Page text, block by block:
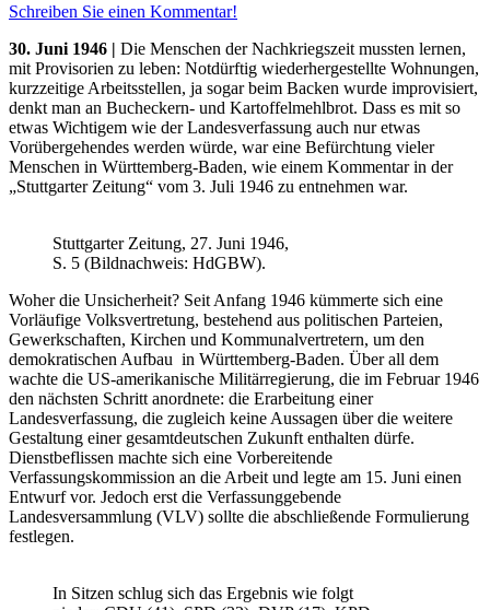
Schreiben Sie einen Kommentar!
30. Juni 1946 | Die Menschen der Nachkriegszeit mussten lernen,
mit Provisorien zu leben: Notdürftig wiederhergestellte Wohnungen,
kurzzeitige Arbeitsstellen, ja sogar beim Backen wurde improvisiert,
denkt man an Bucheckern- und Kartoffelmehlbrot. Dass es mit so
etwas Wichtigem wie der Landesverfassung auch nur etwas
Vorübergehendes werden würde, war eine Befürchtung vieler
Menschen in Württemberg-Baden, wie einem Kommentar in der
„Stuttgarter Zeitung“ vom 3. Juli 1946 zu entnehmen war.
Stuttgarter Zeitung, 27. Juni 1946,
S. 5 (Bildnachweis: HdGBW).
Woher die Unsicherheit? Seit Anfang 1946 kümmerte sich eine
Vorläufige Volksvertretung, bestehend aus politischen Parteien,
Gewerkschaften, Kirchen und Kommunalvertretern, um den
demokratischen Aufbau in Württemberg-Baden. Über all dem
wachte die US-amerikanische Militärregierung, die im Februar 1946
den nächsten Schritt anordnete: die Erarbeitung einer
Landesverfassung, die zugleich keine Aussagen über die weitere
Gestaltung einer gesamtdeutschen Zukunft enthalten dürfe.
Dienstbeflissen machte sich eine Vorbereitende
Verfassungskommission an die Arbeit und legte am 15. Juni einen
Entwurf vor. Jedoch erst die Verfassunggebende
Landesversammlung (VLV) sollte die abschließende Formulierung
festlegen.
In Sitzen schlug sich das Ergebnis wie folgt